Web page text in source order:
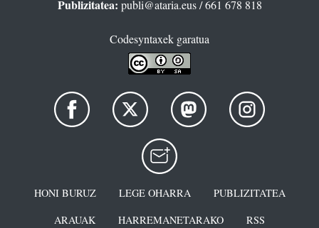
Publizitatea: publi@ataria.eus/ 661 678 818
Codesyntaxek garatua
HONI BURUZ LEGE OHARRA
PUBLIZITATEA
ARAUAK
HARREMANETARAKO RSS